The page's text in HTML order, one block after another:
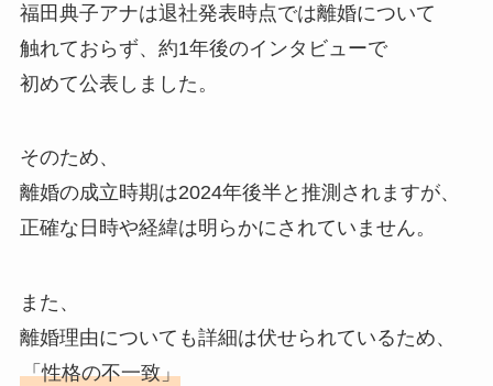
福田典子アナは退社発表時点では離婚について
触れておらず、約1年後のインタビューで
初めて公表しました。
そのため、
離婚の成立時期は2024年後半と推測されますが、
正確な日時や経緯は明らかにされていません。
また、
離婚理由についても詳細は伏せられているため、
「性格の不一致」